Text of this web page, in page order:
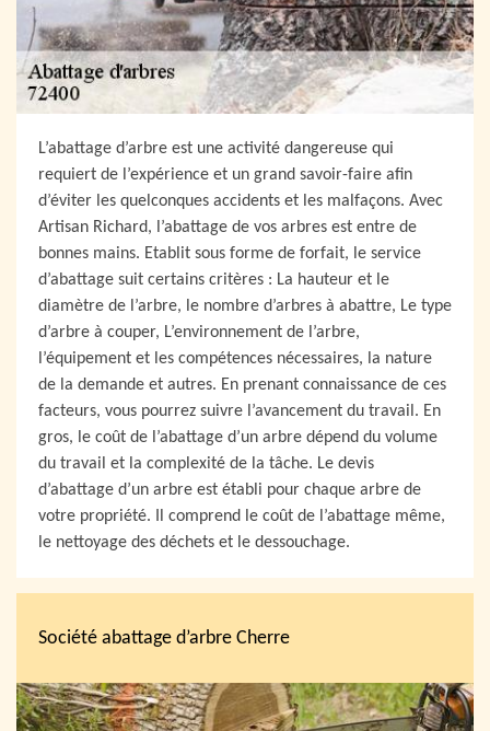
L’abattage d’arbre est une activité dangereuse qui
requiert de l’expérience et un grand savoir-faire afin
d’éviter les quelconques accidents et les malfaçons. Avec
Artisan Richard, l’abattage de vos arbres est entre de
bonnes mains. Etablit sous forme de forfait, le service
d’abattage suit certains critères : La hauteur et le
diamètre de l’arbre, le nombre d’arbres à abattre, Le type
d’arbre à couper, L’environnement de l’arbre,
l’équipement et les compétences nécessaires, la nature
de la demande et autres. En prenant connaissance de ces
facteurs, vous pourrez suivre l’avancement du travail. En
gros, le coût de l’abattage d’un arbre dépend du volume
du travail et la complexité de la tâche. Le devis
d’abattage d’un arbre est établi pour chaque arbre de
votre propriété. Il comprend le coût de l’abattage même,
le nettoyage des déchets et le dessouchage.
Société abattage d’arbre Cherre